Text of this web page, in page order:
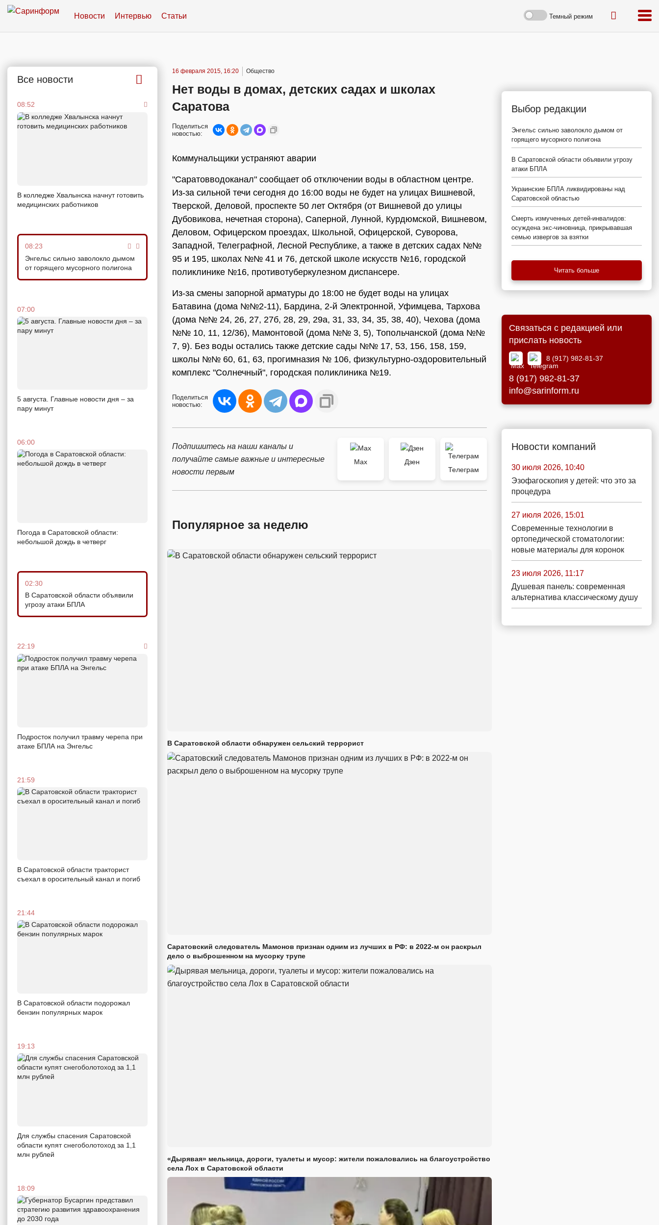
Новости Интервью Статьи Темный режим
Все новости
08:52
В колледже Хвалынска начнут готовить
медицинских работников
08:23
Энгельс сильно заволокло дымом
от горящего мусорного полигона
07:00
5 августа. Главные новости дня – за
пару минут
06:00
Погода в Саратовской области:
небольшой дождь в четверг
02:30
В Саратовской области объявили
угрозу атаки БПЛА
22:19
Подросток получил травму черепа при
атаке БПЛА на Энгельс
21:59
В Саратовской области тракторист
съехал в оросительный канал и погиб
21:44
В Саратовской области подорожал
бензин популярных марок
19:13
Для службы спасения Саратовской
области купят снегоболотоход за 1,1
млн рублей
18:09
16 февраля 2015, 16:20 Общество
Нет воды в домах, детских садах и школах
Саратова
Поделиться
новостью:
Коммунальщики устраняют аварии
"Саратовводоканал" сообщает об отключении воды в областном центре.
Из-за сильной течи сегодня до 16:00 воды не будет на улицах Вишневой,
Тверской, Деловой, проспекте 50 лет Октября (от Вишневой до улицы
Дубовикова, нечетная сторона), Саперной, Лунной, Курдюмской, Вишневом,
Деловом, Офицерском проездах, Школьной, Офицерской, Суворова,
Западной, Телеграфной, Лесной Республике, а также в детских садах №№
95 и 195, школах №№ 41 и 76, детской школе искусств №16, городской
поликлинике №16, противотуберкулезном диспансере.
Из-за смены запорной арматуры до 18:00 не будет воды на улицах
Батавина (дома №№2-11), Бардина, 2-й Электронной, Уфимцева, Тархова
(дома №№ 24, 26, 27, 27б, 28, 29, 29а, 31, 33, 34, 35, 38, 40), Чехова (дома
№№ 10, 11, 12/36), Мамонтовой (дома №№ 3, 5), Топольчанской (дома №№
7, 9). Без воды остались также детские сады №№ 17, 53, 156, 158, 159,
школы №№ 60, 61, 63, прогимназия № 106, физкультурно-оздоровительный
комплекс "Солнечный", городская поликлиника №19.
Поделиться
новостью:
Подпишитесь на наши каналы и
получайте самые важные и интересные
новости первым
Max
Дзен
Телеграм
Популярное за неделю
В Саратовской области обнаружен сельский террорист
Саратовский следователь Мамонов признан одним из лучших в РФ: в 2022-м он раскрыл
дело о выброшенном на мусорку трупе
«Дырявая» мельница, дороги, туалеты и мусор: жители пожаловались на благоустройство
села Лох в Саратовской области
Выбор редакции
Энгельс сильно заволокло дымом от
горящего мусорного полигона
В Саратовской области объявили угрозу
атаки БПЛА
Украинские БПЛА ликвидированы над
Саратовской областью
Смерть измученных детей-инвалидов:
осуждена экс-чиновница, прикрывавшая
семью извергов за взятки
Читать больше
Связаться с редакцией или
прислать новость
8 (917) 982-81-37
8 (917) 982-81-37
info@sarinform.ru
Новости компаний
30 июля 2026, 10:40
Эзофагоскопия у детей: что это за
процедура
27 июля 2026, 15:01
Современные технологии в
ортопедической стоматологии:
новые материалы для коронок
23 июля 2026, 11:17
Душевая панель: современная
альтернатива классическому душу